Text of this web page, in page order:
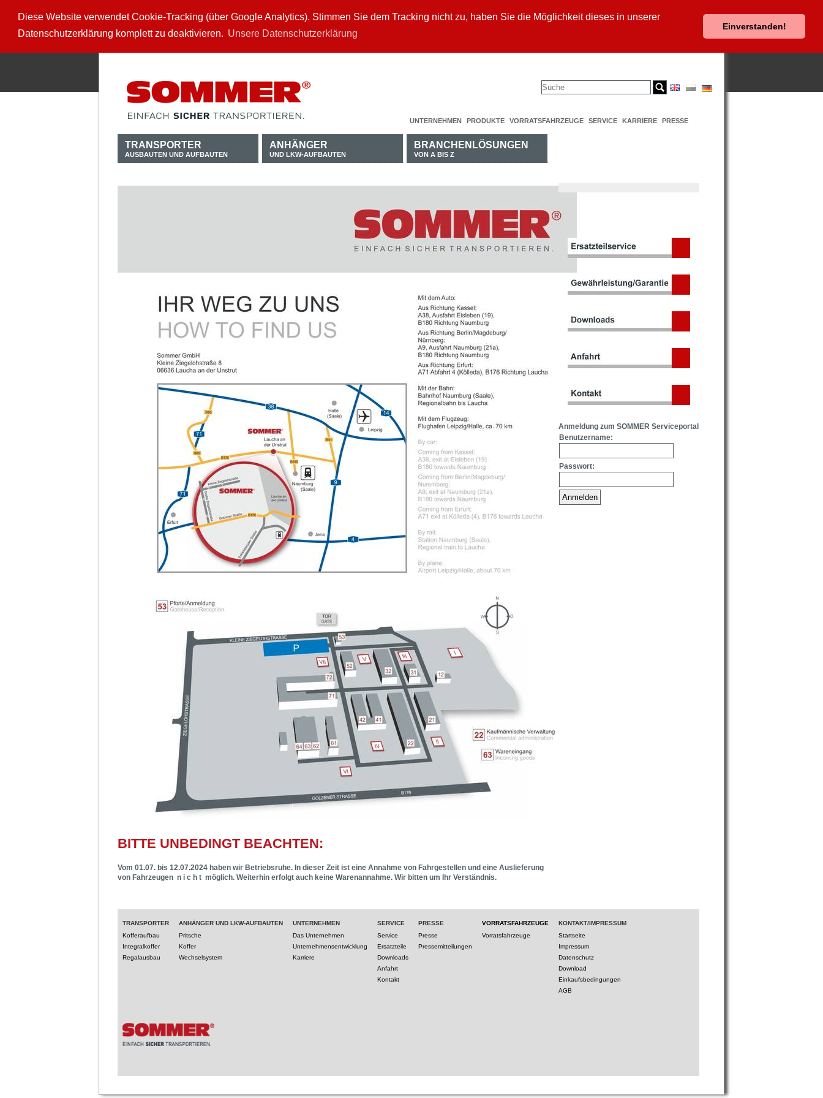
Diese Website verwendet Cookie-Tracking (über Google Analytics). Stimmen Sie dem Tracking nicht zu, haben Sie die Möglichkeit dieses in unserer
Datenschutzerklärung komplett zu deaktivieren. Unsere Datenschutzerklärung
Einverstanden!
UNTERNEHMEN PRODUKTE VORRATSFAHRZEUGE SERVICE KARRIERE PRESSE
TRANSPORTER
AUSBAUTEN UND AUFBAUTEN
ANHÄNGER
UND LKW-AUFBAUTEN
BRANCHENLÖSUNGEN
VON A BIS Z
BITTE UNBEDINGT BEACHTEN:
Vom 01.07. bis 12.07.2024 haben wir Betriebsruhe. In dieser Zeit ist eine Annahme von Fahrgestellen und eine Auslieferung
von Fahrzeugen n i c h t möglich. Weiterhin erfolgt auch keine Warenannahme. Wir bitten um Ihr Verständnis.
Anmeldung zum SOMMER Serviceportal
Benutzername:
Passwort:
TRANSPORTER
Kofferaufbau
Integralkoffer
Regalausbau
ANHÄNGER UND LKW-AUFBAUTEN
Pritsche
Koffer
Wechselsystem
UNTERNEHMEN
Das Unternehmen
Unternehmensentwicklung
Karriere
SERVICE
Service
Ersatzteile
Downloads
Anfahrt
Kontakt
PRESSE
Presse
Pressemitteilungen
VORRATSFAHRZEUGE
Vorratsfahrzeuge
KONTAKT/IMPRESSUM
Startseite
Impressum
Datenschutz
Download
Einkaufsbedingungen
AGB